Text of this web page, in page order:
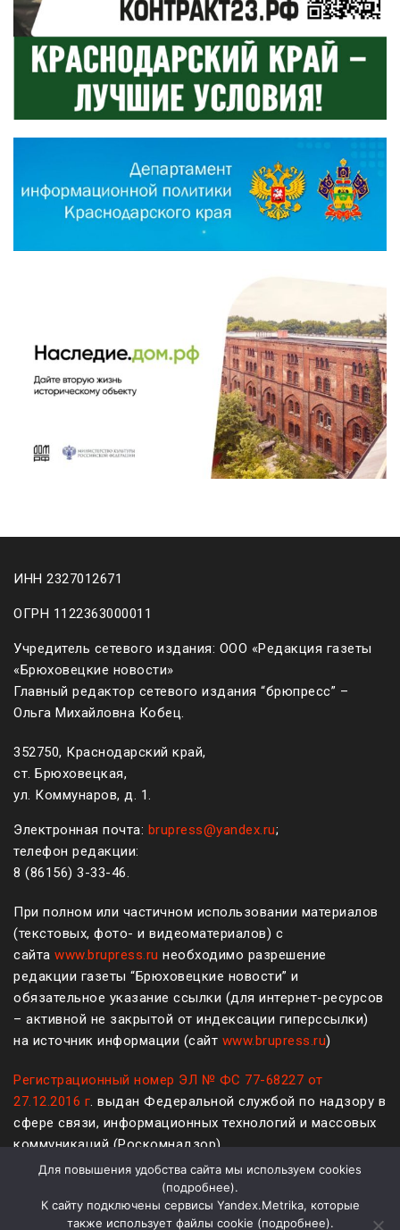
ИНН 2327012671
ОГРН 1122363000011
Учредитель сетевого издания: ООО «Редакция газеты
«Брюховецкие новости»
Главный редактор сетевого издания “брюпресс” –
Ольга Михайловна Кобец.
352750, Краснодарский край,
ст. Брюховецкая,
ул. Коммунаров, д. 1.
Электронная почта: brupress@yandex.ru;
телефон редакции:
8 (861 56) 3-33-46.
При полном или частичном использовании материалов
(текстовых, фото- и видеоматериалов) с
сайта www.brupress.ru необходимо разрешение
редакции газеты “Брюховецкие новости” и
обязательное указание ссылки (для интернет-ресурсов
– активной не закрытой от индексации гиперссылки)
на источник информации (сайт www.brupress.ru)
Регистрационный номер ЭЛ № ФС 77-68227 от
27.12.2016 г. выдан Федеральной службой по надзору в
сфере связи, информационных технологий и массовых
коммуникаций (Роскомнадзор)
Политика конфиденциальности и защиты информации
Для повышения удобства сайта мы используем cookies
(подробнее).
К сайту подключены сервисы Yandex.Metrika, которые
также использует файлы cookie (подробнее).